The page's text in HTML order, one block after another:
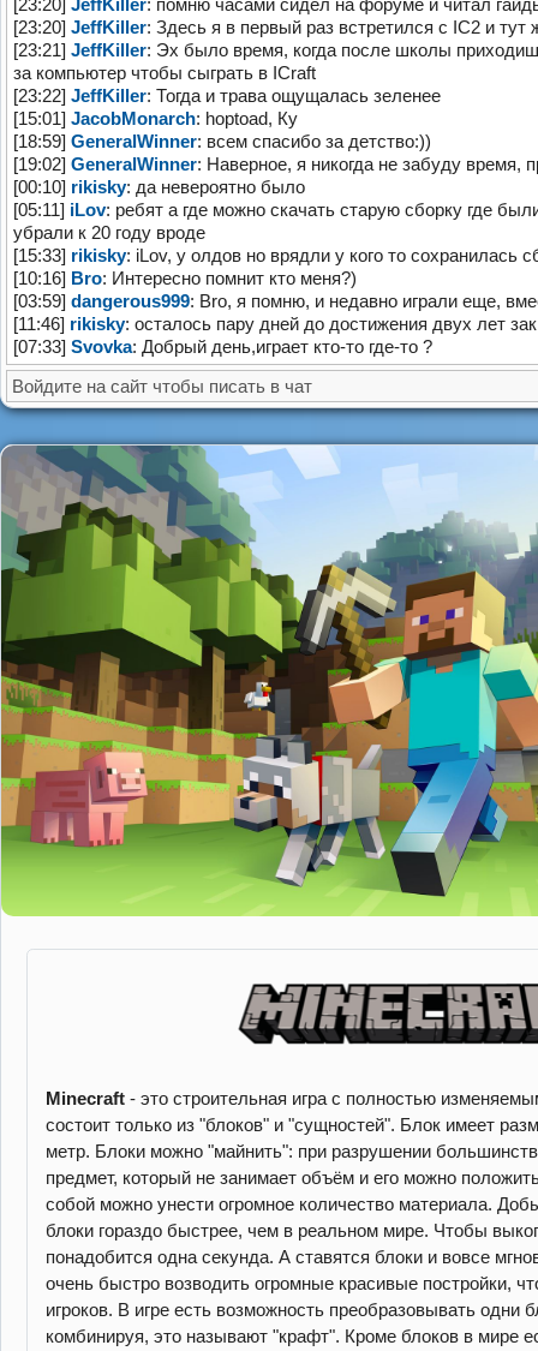
[23:20] JeffKiller: Здесь я в первый раз встретился с IC2 и тут
[23:21] JeffKiller: Эх было время, когда после школы
за компьютер чтобы сыграть в ICraft
[23:22] JeffKiller: Тогда и трава ощущалась зеленее
[15:01] JacobMonarch: hoptoad, Ку
[18:59] GeneralWinner: всем спасибо за детство:))
[19:02] GeneralWinner: Наверное, я никогда не забуду время,
[00:10] rikisky: да невероятно было
[05:11] iLov: ребят а где можно скачать старую сборку где
убрали к 20 году вроде
[15:33] rikisky: iLov, у олдов но врядли у кого то сохранилась
[10:16] Bro: Интересно помнит кто меня?)
[03:59] dangerous999: Bro, я помню, и недавно играли еще,
[11:46] rikisky: осталось пару дней до достижения двух лет
[07:33] Svovka: Добрый день,играет кто-то где-то ?
Minecraft - это строительная игра с полностью
состоит только из "блоков" и "сущностей". Блок имеет
метр. Блоки можно "майнить": при разрушении
предмет, который не занимает объём и его можно
собой можно унести огромное количество материала.
блоки гораздо быстрее, чем в реальном мире. Чтобы
понадобится одна секунда. А ставятся блоки и вовсе
очень быстро возводить огромные красивые постройки,
игроков. В игре есть возможность преобразовывать одни
комбинируя, это называют "крафт". Кроме блоков в мире